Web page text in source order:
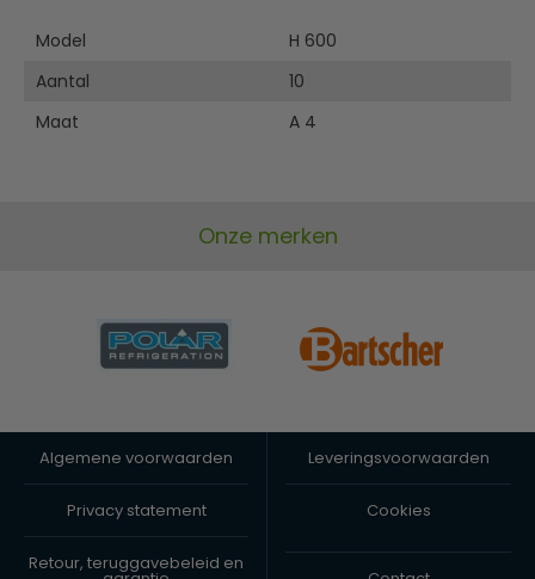
Model
H 600
Aantal
10
Maat
A 4
Onze merken
Algemene voorwaarden Leveringsvoorwaarden
Privacy statement Cookies
Retour, teruggavebeleid en